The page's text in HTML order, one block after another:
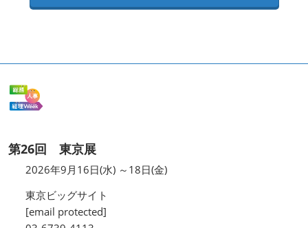
第26回 東京展
2026年9月16日(水) ～18日(金)
東京ビッグサイト
[email protected]